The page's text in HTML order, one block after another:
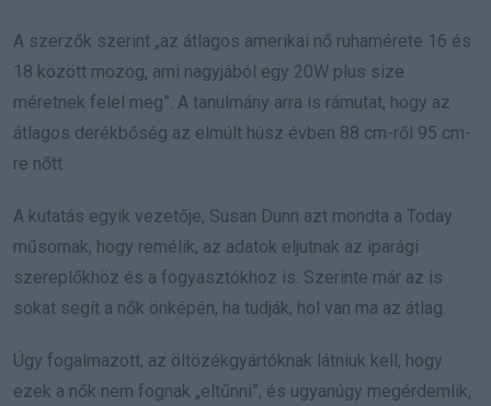
A szerzők szerint „az átlagos amerikai nő ruhamérete 16 és
18 között mozog, ami nagyjából egy 20W plus size
méretnek felel meg”. A tanulmány arra is rámutat, hogy az
átlagos derékbőség az elmúlt húsz évben 88 cm-ről 95 cm-
re nőtt.
A kutatás egyik vezetője, Susan Dunn azt mondta a Today
műsornak, hogy remélik, az adatok eljutnak az iparági
szereplőkhöz és a fogyasztókhoz is. Szerinte már az is
sokat segít a nők önképén, ha tudják, hol van ma az átlag.
Úgy fogalmazott, az öltözékgyártóknak látniuk kell, hogy
ezek a nők nem fognak „eltűnni”, és ugyanúgy megérdemlik,